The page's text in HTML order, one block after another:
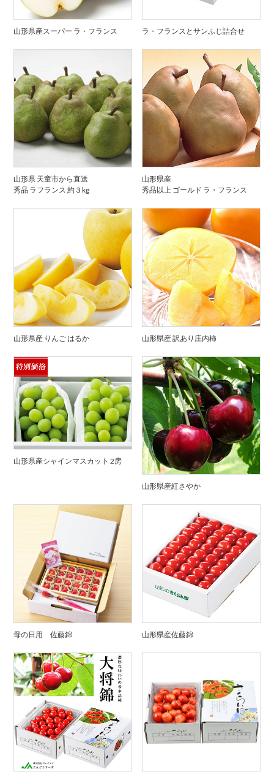
山形県産スーパー ラ・フランス ラ・フランスとサンふじ詰合せ
山形県 天童市から直送
秀品 ラフランス 約３kg
山形県産
秀品以上 ゴールド ラ・フランス
山形県産 りんご はるか 山形県産 訳あり庄内柿
山形県産シャインマスカット 2房
山形県産紅さやか
母の日用 佐藤錦 山形県産佐藤錦